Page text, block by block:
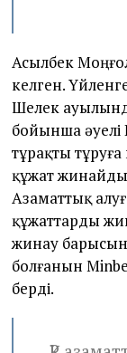
Асылбек
келген.
Шелек
бойынша әуелі
тұрақты
құжат
Азаматтық
құжаттарды
жинау
болғанын
берді.